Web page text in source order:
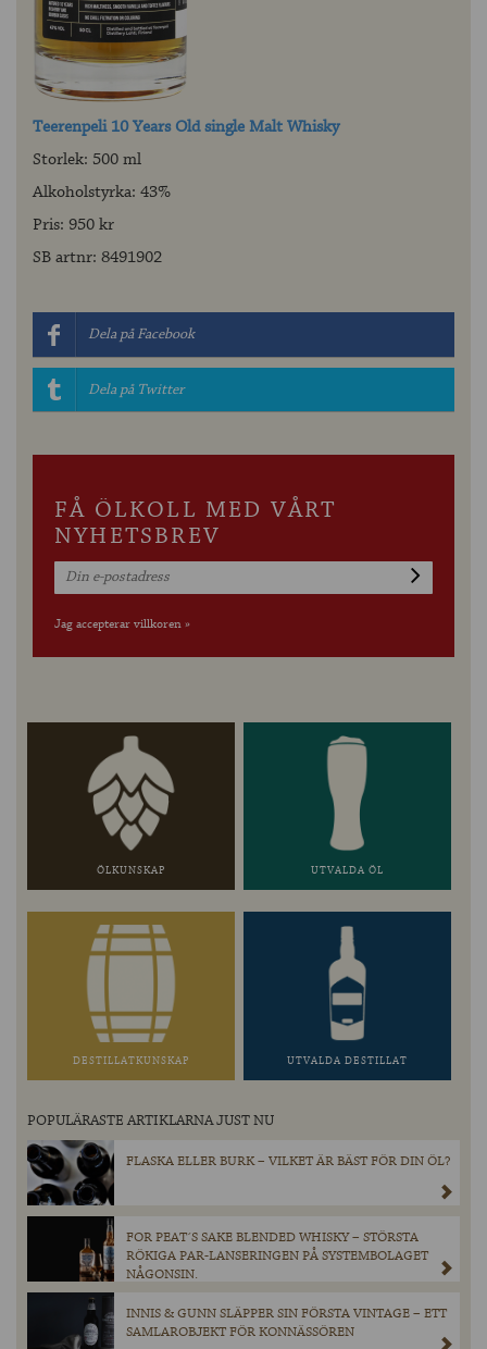
Teerenpeli 10 Years Old single Malt Whisky
Storlek: 500 ml
Alkoholstyrka: 43%
Pris: 950 kr
SB artnr: 8491902
Dela på Facebook
Dela på Twitter
FÅ ÖLKOLL MED VÅRT
NYHETSBREV
Jag accepterar villkoren »
ÖLKUNSKAP UTVALDA ÖL
DESTILLATKUNSKAP UTVALDA DESTILLAT
POPULÄRASTE ARTIKLARNA JUST NU
FLASKA ELLER BURK – VILKET ÄR BÄST FÖR DIN ÖL?
FOR PEAT´S SAKE BLENDED WHISKY – STÖRSTA
RÖKIGA PAR-LANSERINGEN PÅ SYSTEMBOLAGET
NÅGONSIN.
INNIS & GUNN SLÄPPER SIN FÖRSTA VINTAGE – ETT
SAMLAROBJEKT FÖR KONNÄSSÖREN